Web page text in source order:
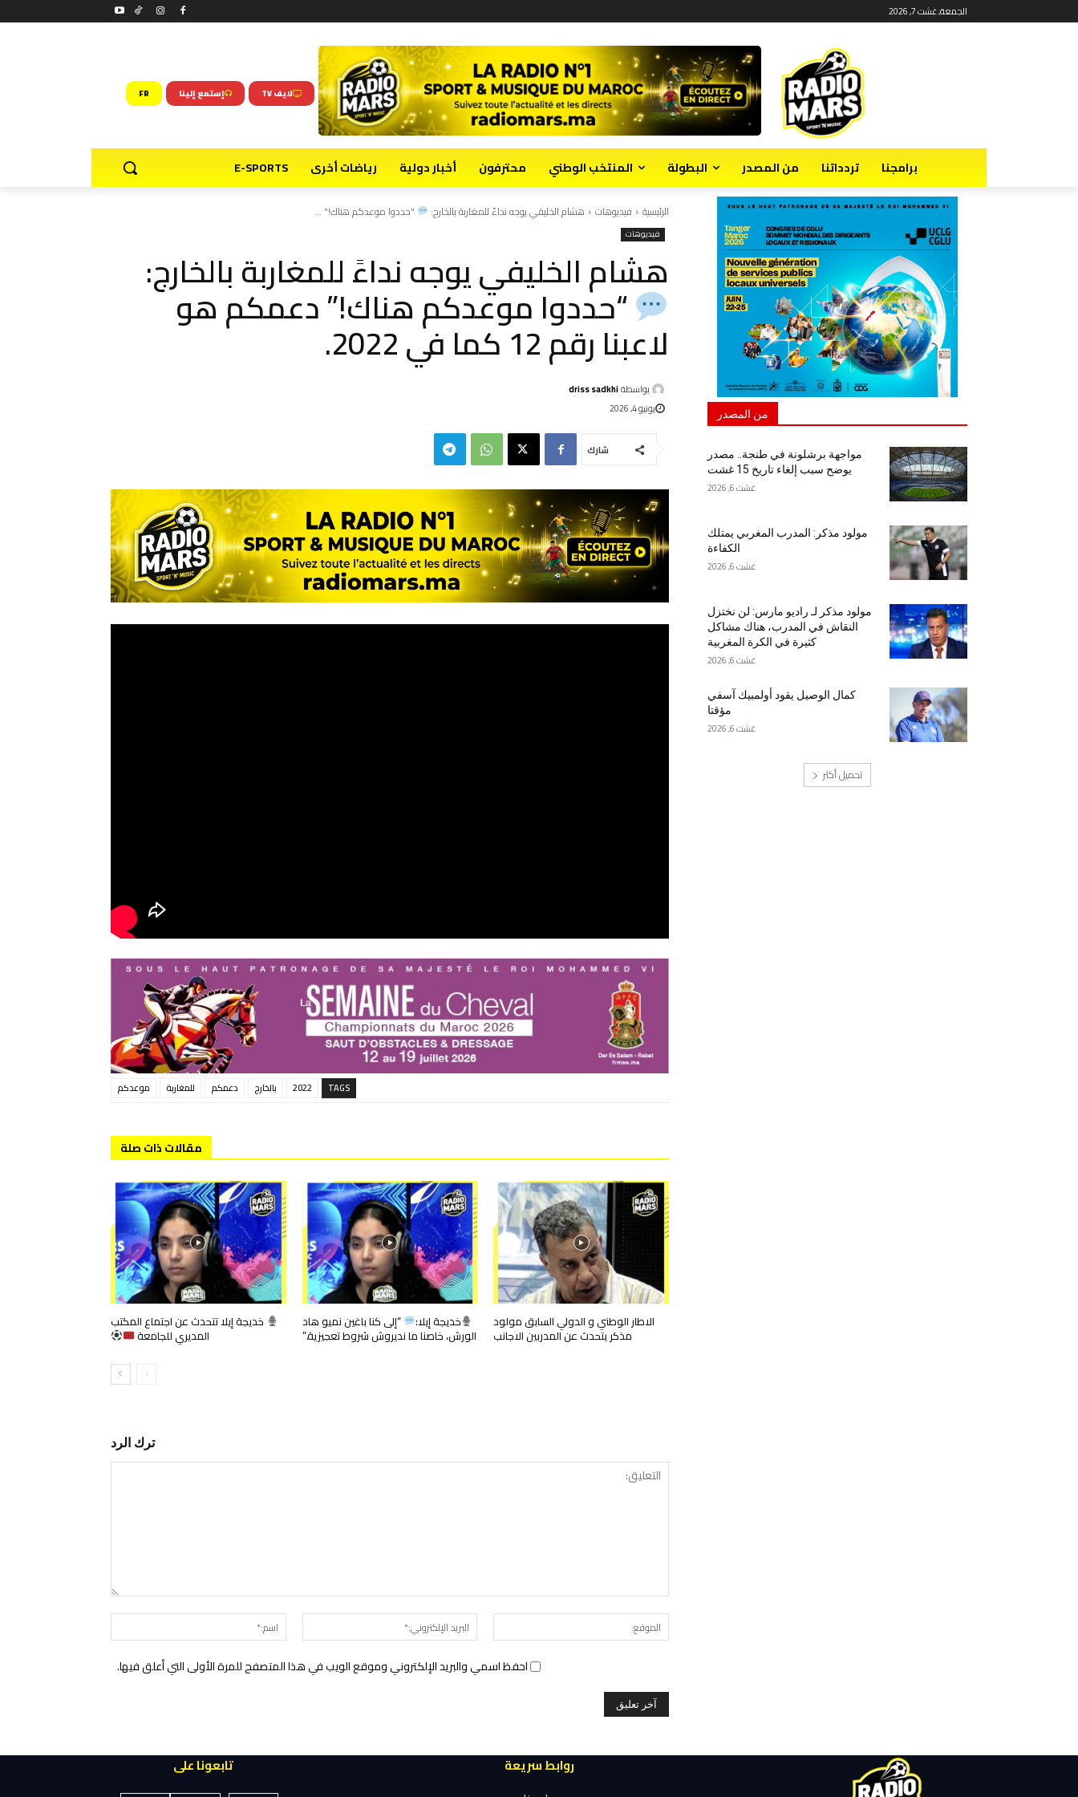
الجمعة, غشت 7, 2026
لايف TV إستمع إلينا FR
برامجنا تردداتنا من المصدر البطولة المنتخب الوطني محترفون أخبار دولية رياضات أخرى E-SPORTS
الرئيسية فيديوهات هشام الخليفي يوجه نداءً للمغاربة بالخارج: "حددوا موعدكم هناك!" ...
فيديوهات
هشام الخليفي يوجه نداءً للمغاربة بالخارج:
“حددوا موعدكم هناك!” دعمكم هو
لاعبنا رقم 12 كما في 2022.
بواسطةdriss sadkhi
يونيو 4, 2026
شارك
TAGS
2022 بالخارج دعمكم للمغاربة موعدكم
مقالات ذات صلة
الاطار الوطني و الدولي السابق مولود
مذكر يتحدث عن المدربين الاجانب
خديجة إيلا: “إلى كنا باغين نميو هاد
الورش، خاصنا ما نديروش شروط تعجيزية.”
خديجة إيلا تتحدث عن اجتماع المكتب
المديري للجامعة
ترك الرد
التعليق:
اسم:*
البريد
الإلكتروني:*
الموقع:
احفظ اسمي والبريد الإلكتروني وموقع الويب في هذا المتصفح للمرة الأولى التي أعلق فيها.
من المصدر
مواجهة برشلونة في طنجة.. مصدر
يوضح سبب إلغاء تاريخ 15 غشت
غشت 6, 2026
مولود مذكر: المدرب المغربي يمتلك
الكفاءة
غشت 6, 2026
مولود مذكر لـ راديو مارس: لن نختزل
النقاش في المدرب، هناك مشاكل
كثيرة في الكرة المغربية
غشت 6, 2026
كمال الوصيل يقود أولمبيك آسفي
مؤقتا
غشت 6, 2026
تحميل أكثر
تابعونا على
روابط سريعة